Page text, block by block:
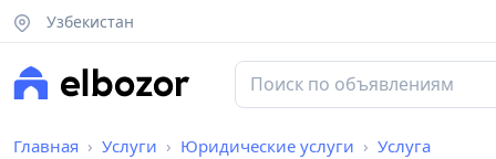
Узбекистан
Главная Услуги Юридические услуги Услуга